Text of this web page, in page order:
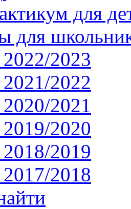
для
для
2023
2022
2021
2020
2019
2018